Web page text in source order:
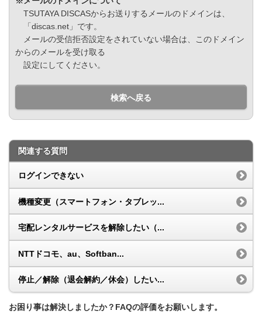
TSUTAYA DISCASからお送りするメールのドメインは、
「discas.net」です。
メールの受信拒否設定をされていない場合は、このドメイン
からのメールを受け取る
設定にしてください。
検索へ戻る
関連する質問
ログインできない
機種変更（スマートフォン・タブレッ...
宅配レンタルサービスを解除したい（...
NTTドコモ、au、Softban...
停止／解除（退会解約／休会）したい...
お困り事は解決しましたか？FAQの評価をお願いします。